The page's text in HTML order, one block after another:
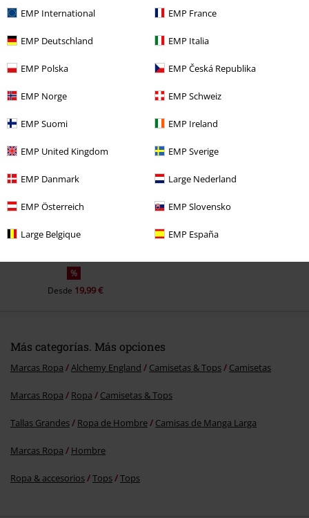
EMP International EMP France
EMP Deutschland EMP Italia
EMP Polska EMP Česká Republika
EMP Norge EMP Schweiz
EMP Suomi EMP Ireland
EMP United Kingdom EMP Sverige
EMP Danmark Large Nederland
EMP Österreich EMP Slovensko
Large Belgique EMP España
¿Te ha sido útil esta opinión?
Comentario
%
Desde 19,99 €
Más categorías. Más opciones
Marcas Ropa Alchemy England Camisetas & Tops Camisetas
Marcas Ropa Ropa Camisetas & Tops
Tallas Grandes Ropa de Hombre Camisas de Manga Larga
Marcas Ropa Hombre
Ropa & accesorios Tops Tops